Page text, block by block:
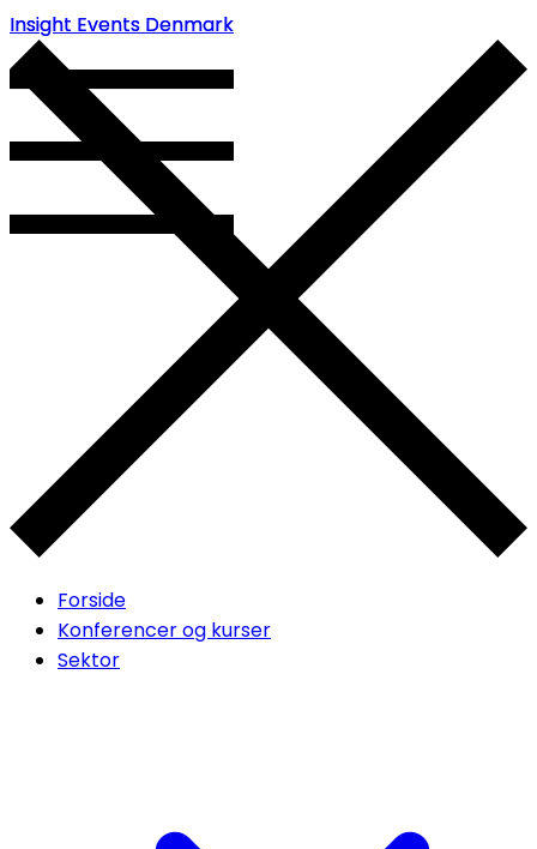
Insight Events Denmark
Insight Events Denmark
Forside
Konferencer og kurser
Sektor